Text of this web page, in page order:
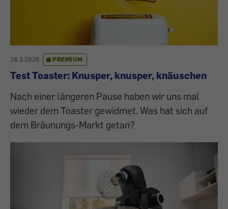
26.3.2026 PREMIUM
Test Toaster: Knusper, knusper, knäuschen
Nach einer längeren Pause haben wir uns mal
wieder dem Toaster gewidmet. Was hat sich auf
dem Bräunungs-Markt getan?